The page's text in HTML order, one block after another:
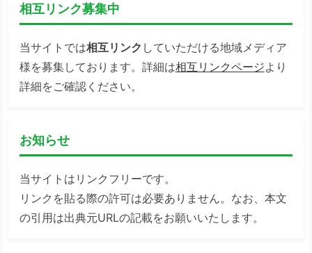
相互リンク募集中
当サイトでは相互リンク していただける地域メディア
様を募集しております。詳細は相互リンクページより
詳細をご確認ください。
お知らせ
当サイトはリンクフリーです。
リンクを貼る際の許可は必要ありません。なお、本文
の引用は出典元URLの記載をお願いいたします。